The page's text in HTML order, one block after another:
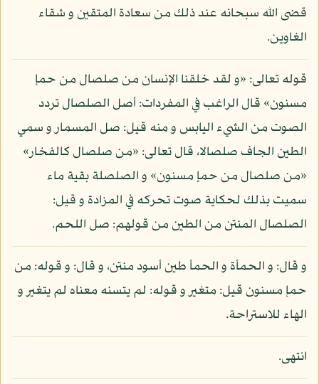
قضى الله سبحانه عند ذلك من سعادة المتقين و شقاء
الغاوين.
قوله تعالى: «و لقد خلقنا الإنسان من صلصال من حمإ
مسنون» قال الراغب في المفردات: أصل الصلصال تردد
الصوت من الشيء اليابس و منه قيل: صل المسمار و سمي
الطين الجاف صلصالا، قال تعالى: «من صلصال كالفخار»
«من صلصال من حمإ مسنون» و الصلصلة بقية ماء
سميت بذلك لحكاية صوت تحركه في المزادة و قيل:
الصلصال المنتن من الطين من قولهم: صل اللحم.
و قال: و الحمأة و الحمأ طين أسود منتن، و قال: و قوله: من
حمإ مسنون قيل: متغير و قوله: لم يتسنه معناه لم يتغير و
الهاء للاستراحة.
انتهى.